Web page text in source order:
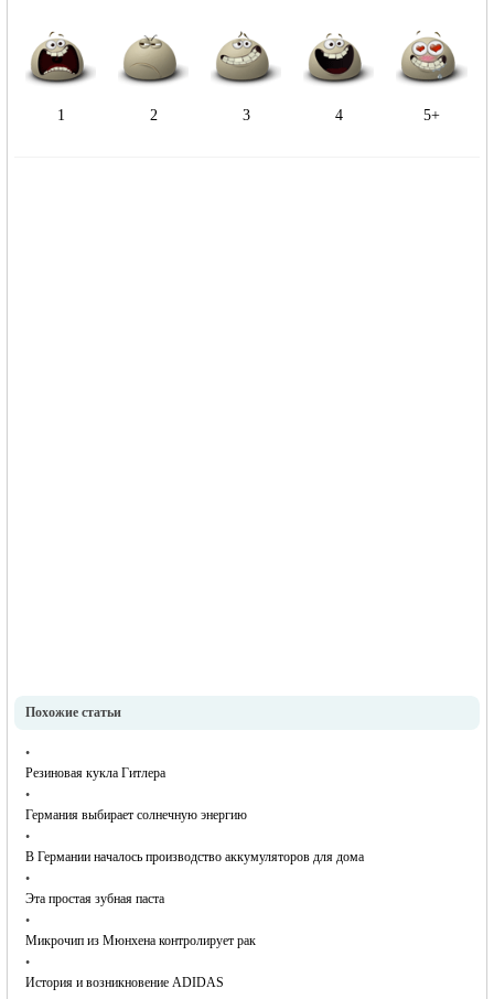
1 2 3 4 5+
Похожие статьи
•
Резиновая кукла Гитлера
•
Германия выбирает солнечную энергию
•
В Германии началось производство аккумуляторов для дома
•
Эта простая зубная паста
•
Микрочип из Мюнхена контролирует рак
•
История и возникновение ADIDAS